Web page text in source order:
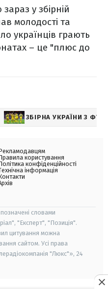
у збірній
молодості та
українців грають
– це "плюс до
ЗБІРНА УКРАЇНИ З
користування
конфіденційності
інформація
позначені словами
"Експерт", "Позиція".
цитування можна
сайтом. Усі права
"Люкс"», 24